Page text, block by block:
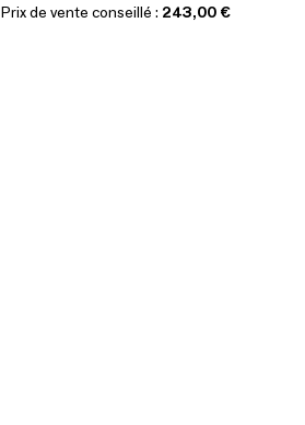
Prix de vente conseillé : 243,00 €